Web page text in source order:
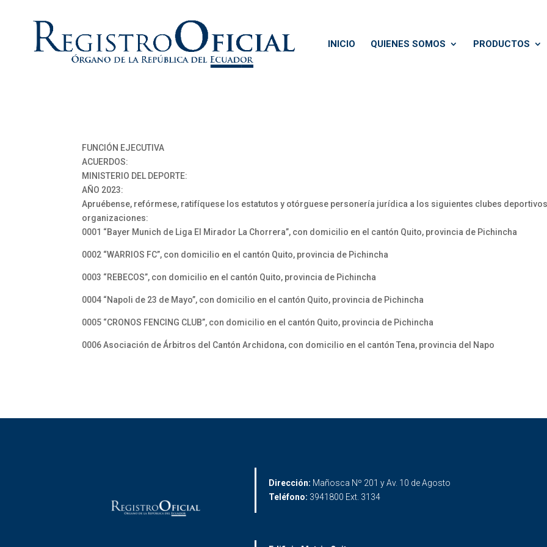
INICIO QUIENES SOMOS PRODUCTOS
FUNCIÓN EJECUTIVA
ACUERDOS:
MINISTERIO DEL DEPORTE:
AÑO 2023:
Apruébense, refórmese, ratifíquese los estatutos y otórguese personería jurídica a los siguientes clubes
organizaciones:
0001 “Bayer Munich de Liga El Mirador La Chorrera”, con domicilio en el cantón Quito, provincia de Pichincha
0002 “WARRIOS FC”, con domicilio en el cantón Quito, provincia de Pichincha
0003 “REBECOS”, con domicilio en el cantón Quito, provincia de Pichincha
0004 “Napoli de 23 de Mayo”, con domicilio en el cantón Quito, provincia de Pichincha
0005 “CRONOS FENCING CLUB”, con domicilio en el cantón Quito, provincia de Pichincha
0006 Asociación de Árbitros del Cantón Archidona, con domicilio en el cantón Tena, provincia del Napo
Dirección: Mañosca Nº 201 y Av. 10 de Agosto
Teléfono: 3941800 Ext. 3134